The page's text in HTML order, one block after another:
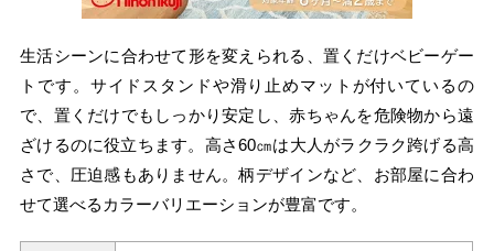
生活シーンに合わせて形を変えられる、置くだけベビーゲー
トです。サイドスタンドや滑り止めマットが付いているの
で、置くだけでもしっかり安定し、赤ちゃんを危険物から遠
ざけるのに役立ちます。高さ60㎝は大人がラクラク跨げる高
さで、圧迫感もありません。柄デザインなど、お部屋に合わ
せて選べるカラーバリエーションが豊富です。